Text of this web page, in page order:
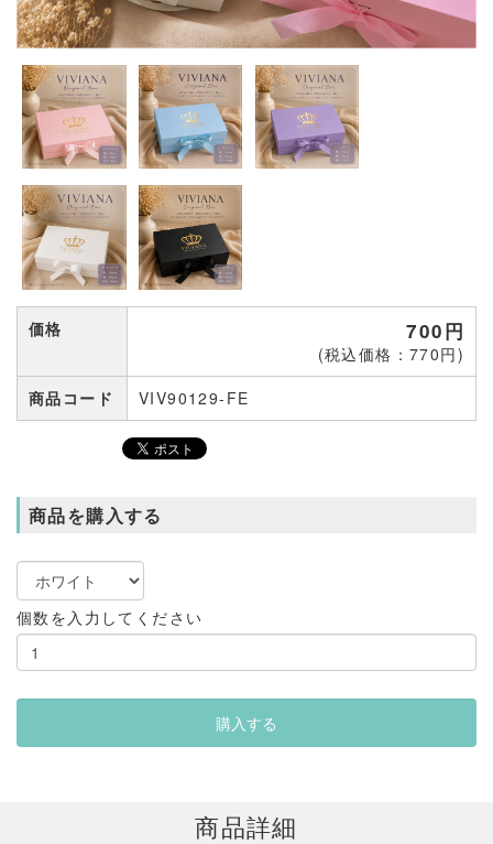
価格 700円
(税込価格：770円)
商品コード
VIV90129-FE
商品を購入する
個数を入力してください
商品詳細